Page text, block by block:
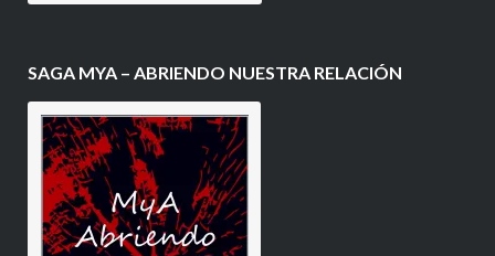
SAGA MYA – ABRIENDO NUESTRA RELACIÓN